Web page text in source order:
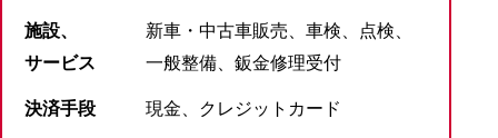
施設、
サービス
新車・中古車販売、車検、点検、
一般整備、鈑金修理受付
決済手段 現金、クレジットカード